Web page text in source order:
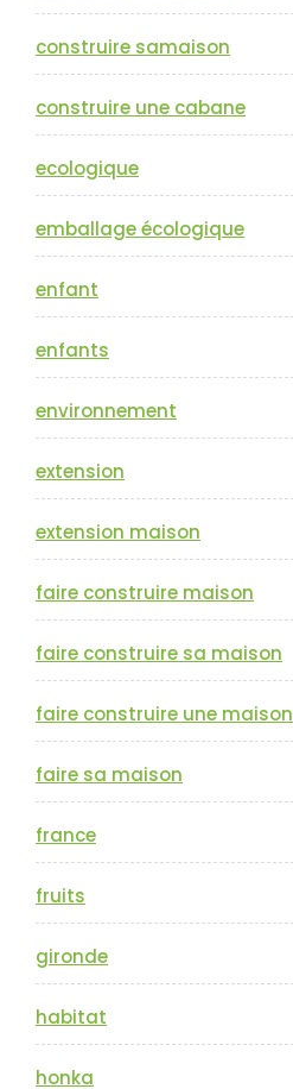
construire samaison
construire une cabane
ecologique
emballage écologique
enfant
enfants
environnement
extension
extension maison
faire construire maison
faire construire sa maison
faire construire une maison
faire sa maison
france
fruits
gironde
habitat
honka